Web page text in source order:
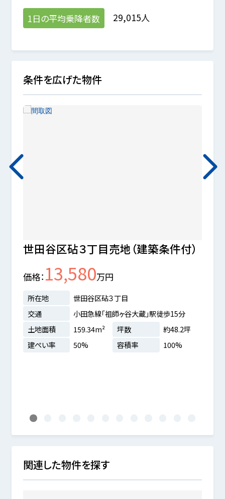
1日の平均乗降者数 29,015人
条件を広げた物件
世田谷区砧３丁目売地（建築条件付）
価格 13,580万円
所在地
世田谷区砧３丁目
交通
小田急線「祖師ヶ谷大蔵」駅徒歩15分
土地面積
159.34m² 坪数
約48.2坪
建ぺい率
50% 容積率 100%
1
関連した物件を探す